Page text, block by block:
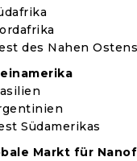
des Nahen
Südamerikas
Markt für